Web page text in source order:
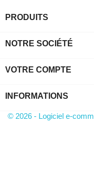
PRODUITS
NOTRE SOCIÉTÉ
VOTRE COMPTE
INFORMATIONS
© 2026 - Logiciel e-